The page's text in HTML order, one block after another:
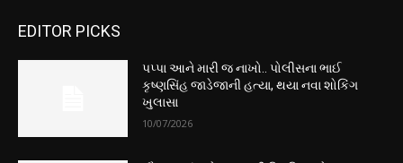
EDITOR PICKS
પપ્પા આને મારી જ નાખો.. પોલીસના ભાઈ
કૃષ્ણસિંહ જાડેજાની હત્યા, થયા નવા શોકિંગ
ખુલાસા
10/07/2026